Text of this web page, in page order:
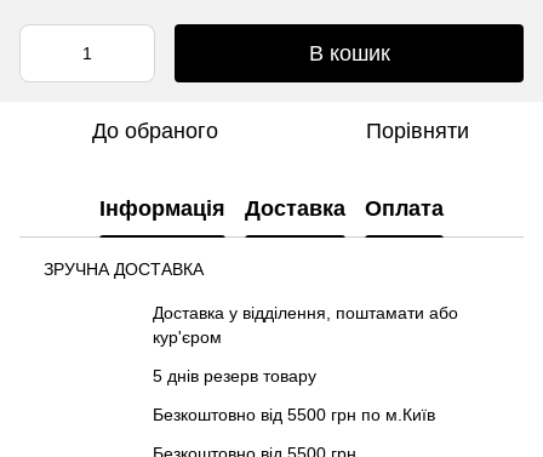
В кошик
До обраного Порівняти
Інформація Доставка Оплата
ЗРУЧНА ДОСТАВКА
Доставка у відділення, поштамати або
кур'єром
5 днів резерв товару
Безкоштовно від 5500 грн по м.Київ